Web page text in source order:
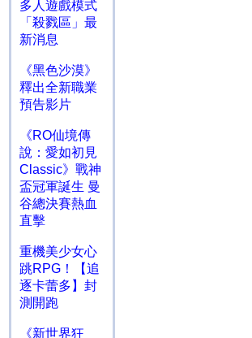
多人遊戲模式
「殺戮區」最
新消息
《黑色沙漠》
釋出全新職業
預告影片
《RO仙境傳
說：愛如初見
Classic》戰神
盃冠軍誕生 曼
谷總決賽熱血
直擊
重機美少女心
跳RPG！【追
逐卡蕾多】封
測開跑
《新世界狂